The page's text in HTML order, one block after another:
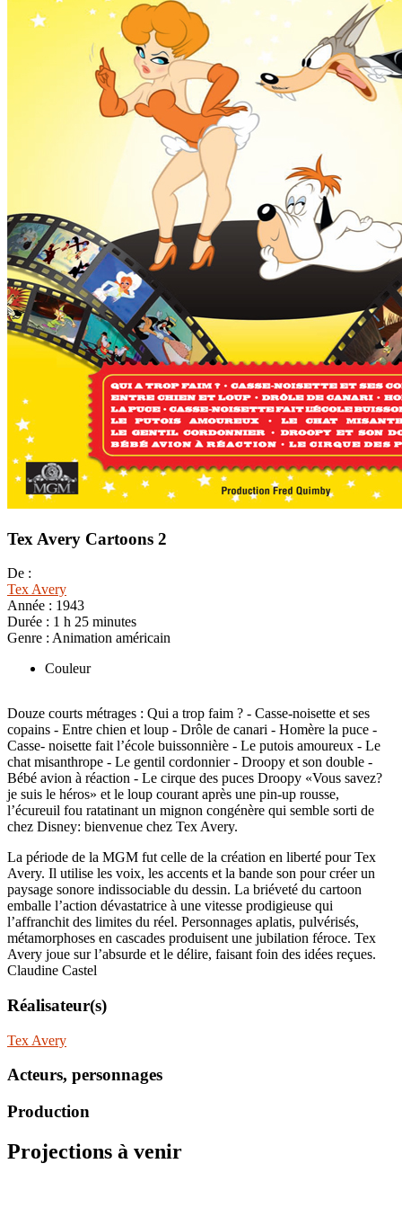
Tex Avery Cartoons 2
De :
Tex Avery
Année : 1943
Durée : 1 h 25 minutes
Genre : Animation américain
Couleur
Douze courts métrages : Qui a trop faim ? - Casse-noisette et ses
copains - Entre chien et loup - Drôle de canari - Homère la puce -
Casse- noisette fait l’école buissonnière - Le putois amoureux - Le
chat misanthrope - Le gentil cordonnier - Droopy et son double -
Bébé avion à réaction - Le cirque des puces Droopy «Vous savez?
je suis le héros» et le loup courant après une pin-up rousse,
l’écureuil fou ratatinant un mignon congénère qui semble sorti de
chez Disney: bienvenue chez Tex Avery.
La période de la MGM fut celle de la création en liberté pour Tex
Avery. Il utilise les voix, les accents et la bande son pour créer un
paysage sonore indissociable du dessin. La briéveté du cartoon
emballe l’action dévastatrice à une vitesse prodigieuse qui
l’affranchit des limites du réel. Personnages aplatis, pulvérisés,
métamorphoses en cascades produisent une jubilation féroce. Tex
Avery joue sur l’absurde et le délire, faisant foin des idées reçues.
Claudine Castel
Réalisateur(s)
Tex Avery
Acteurs, personnages
Production
Projections à venir